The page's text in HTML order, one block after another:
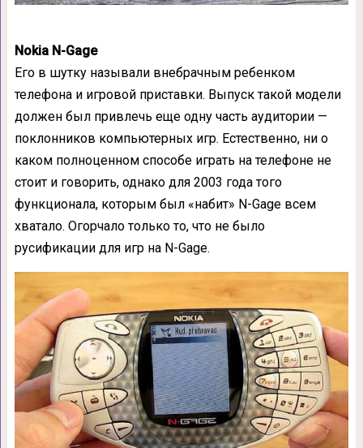
Nokia N-Gage
Его в шутку называли внебрачным ребенком
телефона и игровой приставки. Выпуск такой модели
должен был привлечь еще одну часть аудитории —
поклонников компьютерных игр. Естественно, ни о
каком полноценном способе играть на телефоне не
стоит и говорить, однако для 2003 года того
функционала, которым был «набит» N-Gage всем
хватало. Огорчало только то, что не было
русификации для игр на N-Gage.